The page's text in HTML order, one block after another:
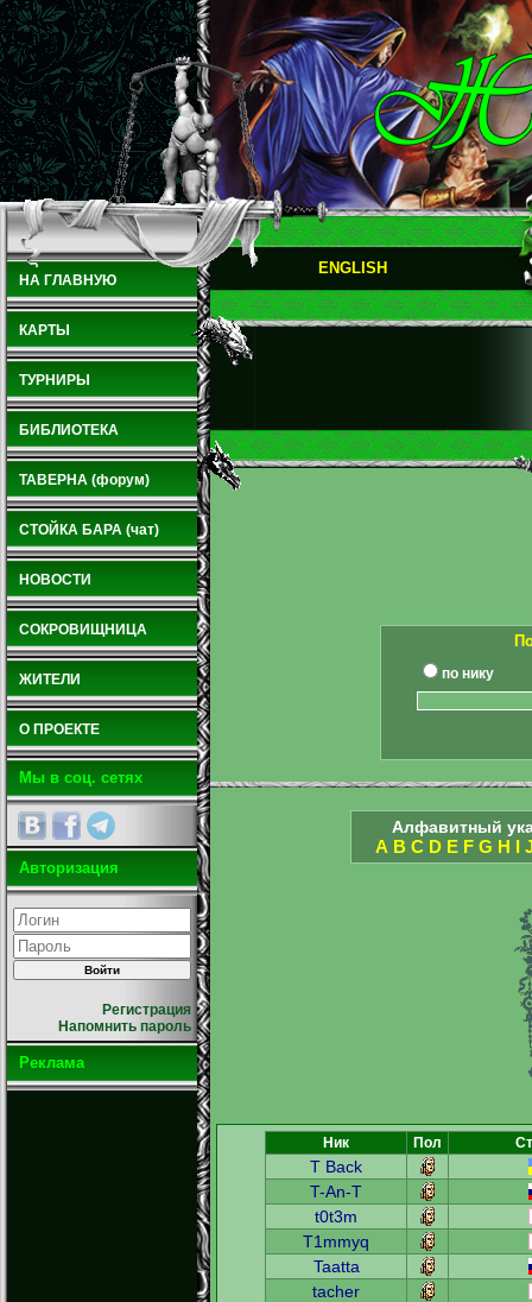
НА ГЛАВНУЮ
КАРТЫ
ТУРНИРЫ
БИБЛИОТЕКА
ТАВЕРНА (форум)
СТОЙКА БАРА (чат)
НОВОСТИ
СОКРОВИЩНИЦА
ЖИТЕЛИ
О ПРОЕКТЕ
Мы в соц. сетях
Авторизация
Регистрация
Напомнить пароль
Реклама
ENGLISH
по нику
Алфавитный
A B C D E F G H I
Ник Пол
T Back
T-An-T
t0t3m
T1mmyq
Taatta
tacher